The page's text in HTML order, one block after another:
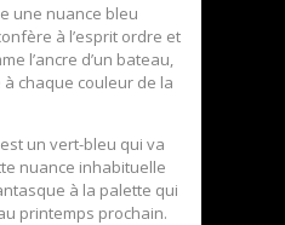
une nuance bleu
à l’esprit ordre et
l’ancre d’un bateau,
chaque couleur de la
est un vert-bleu qui va
nuance inhabituelle
à la palette qui
printemps prochain.